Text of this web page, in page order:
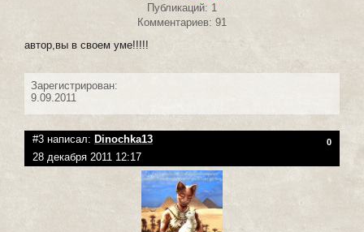
Публикаций: 1
Комментариев: 91
автор,вы в своем уме!!!!!
Зарегистрирован:
9.09.2011
#3 написал: Dinochka13 0
28 декабря 2011 12:17